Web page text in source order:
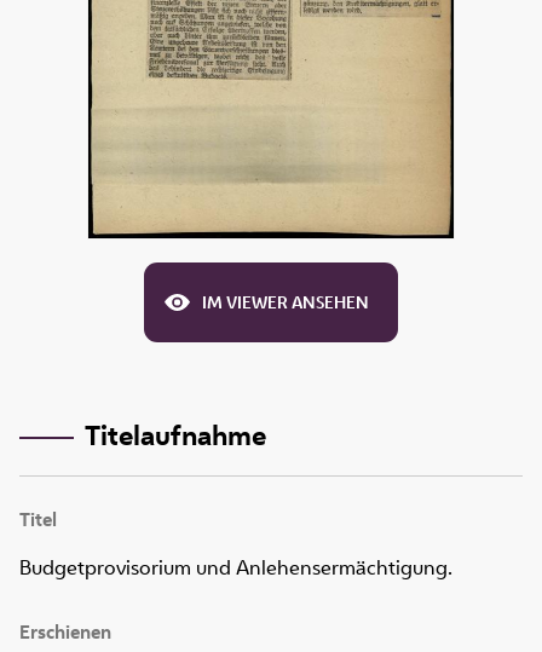
IM VIEWER ANSEHEN
Titelaufnahme
Titel
Budgetprovisorium und Anlehensermächtigung.
Erschienen